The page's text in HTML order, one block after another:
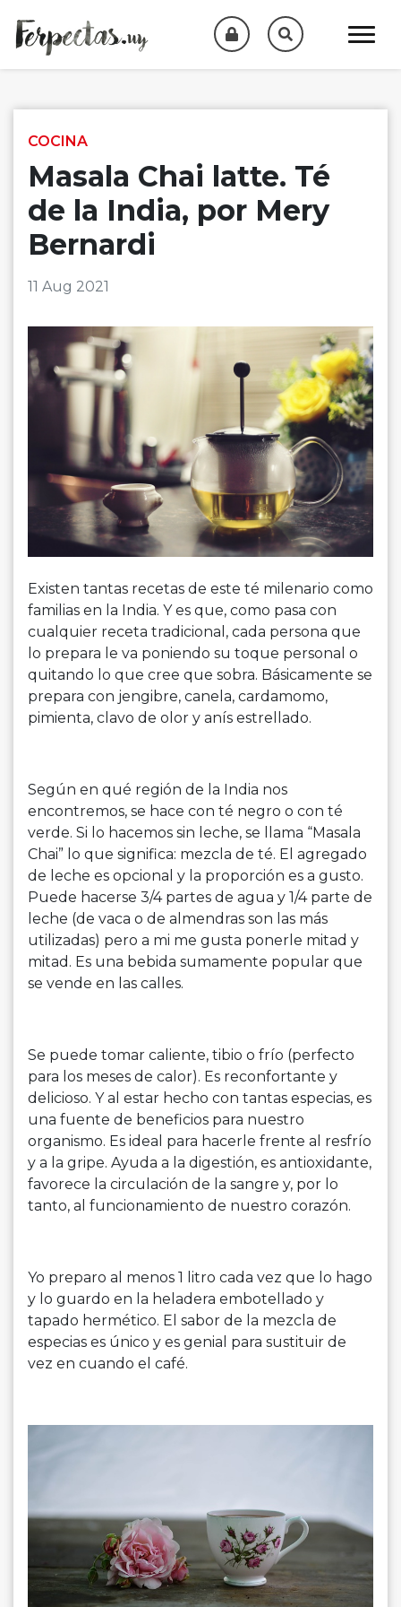
COCINA
Masala Chai latte. Té
de la India, por Mery
Bernardi
11 Aug 2021
Existen tantas recetas de este té milenario como
familias en la India. Y es que, como pasa con
cualquier receta tradicional, cada persona que
lo prepara le va poniendo su toque personal o
quitando lo que cree que sobra. Básicamente se
prepara con jengibre, canela, cardamomo,
pimienta, clavo de olor y anís estrellado.
Según en qué región de la India nos
encontremos, se hace con té negro o con té
verde. Si lo hacemos sin leche, se llama “Masala
Chai” lo que significa: mezcla de té. El agregado
de leche es opcional y la proporción es a gusto.
Puede hacerse 3/4 partes de agua y 1/4 parte de
leche (de vaca o de almendras son las más
utilizadas) pero a mi me gusta ponerle mitad y
mitad. Es una bebida sumamente popular que
se vende en las calles.
Se puede tomar caliente, tibio o frío (perfecto
para los meses de calor). Es reconfortante y
delicioso. Y al estar hecho con tantas especias, es
una fuente de beneficios para nuestro
organismo. Es ideal para hacerle frente al resfrío
y a la gripe. Ayuda a la digestión, es antioxidante,
favorece la circulación de la sangre y, por lo
tanto, al funcionamiento de nuestro corazón.
Yo preparo al menos 1 litro cada vez que lo hago
y lo guardo en la heladera embotellado y
tapado hermético. El sabor de la mezcla de
especias es único y es genial para sustituir de
vez en cuando el café.